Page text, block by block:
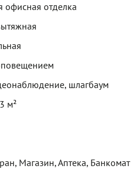
офисная отделка
шлагбаум
м²
Магазин, Аптека, Банкомат